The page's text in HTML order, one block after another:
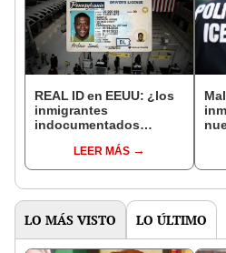
REAL ID en EEUU: ¿los
inmigrantes
indocumentados
identificación antes de
mayo de 2025?
LEER MÁS
LO MÁS VISTO LO ÚLTIMO